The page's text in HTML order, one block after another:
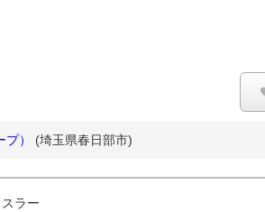
プ） (埼玉県春日部市)
ラー